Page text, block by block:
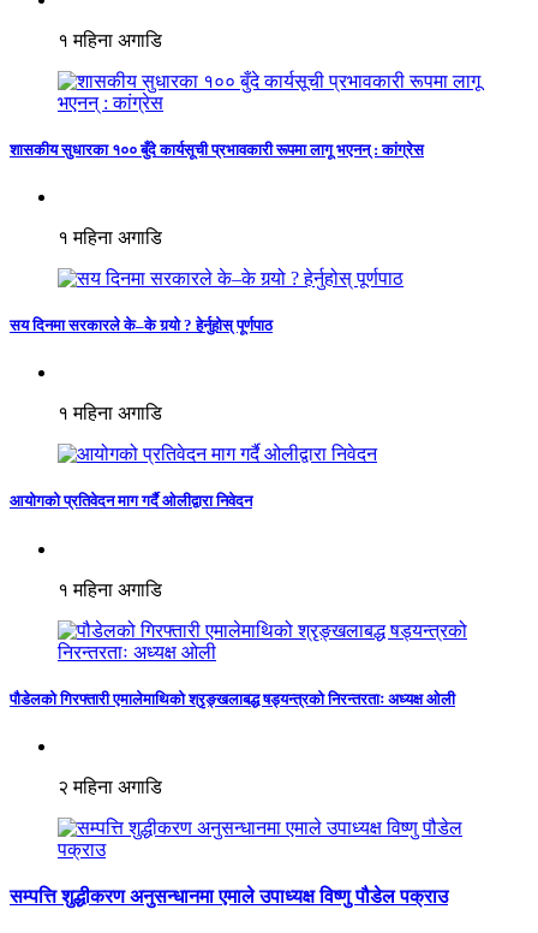
१ महिना अगाडि
शासकीय सुधारका १०० बुँदे कार्यसूची प्रभावकारी रूपमा लागू भएनन् : कांग्रेस
१ महिना अगाडि
सय दिनमा सरकारले के–के गर्‍यो ? हेर्नुहोस् पूर्णपाठ
१ महिना अगाडि
आयोगको प्रतिवेदन माग गर्दै ओलीद्वारा निवेदन
१ महिना अगाडि
पौडेलको गिरफ्तारी एमालेमाथिको श्रृङ्खलाबद्ध षड्यन्त्रको निरन्तरताः अध्यक्ष ओली
२ महिना अगाडि
सम्पत्ति शुद्धीकरण अनुसन्धानमा एमाले उपाध्यक्ष विष्णु पौडेल पक्राउ